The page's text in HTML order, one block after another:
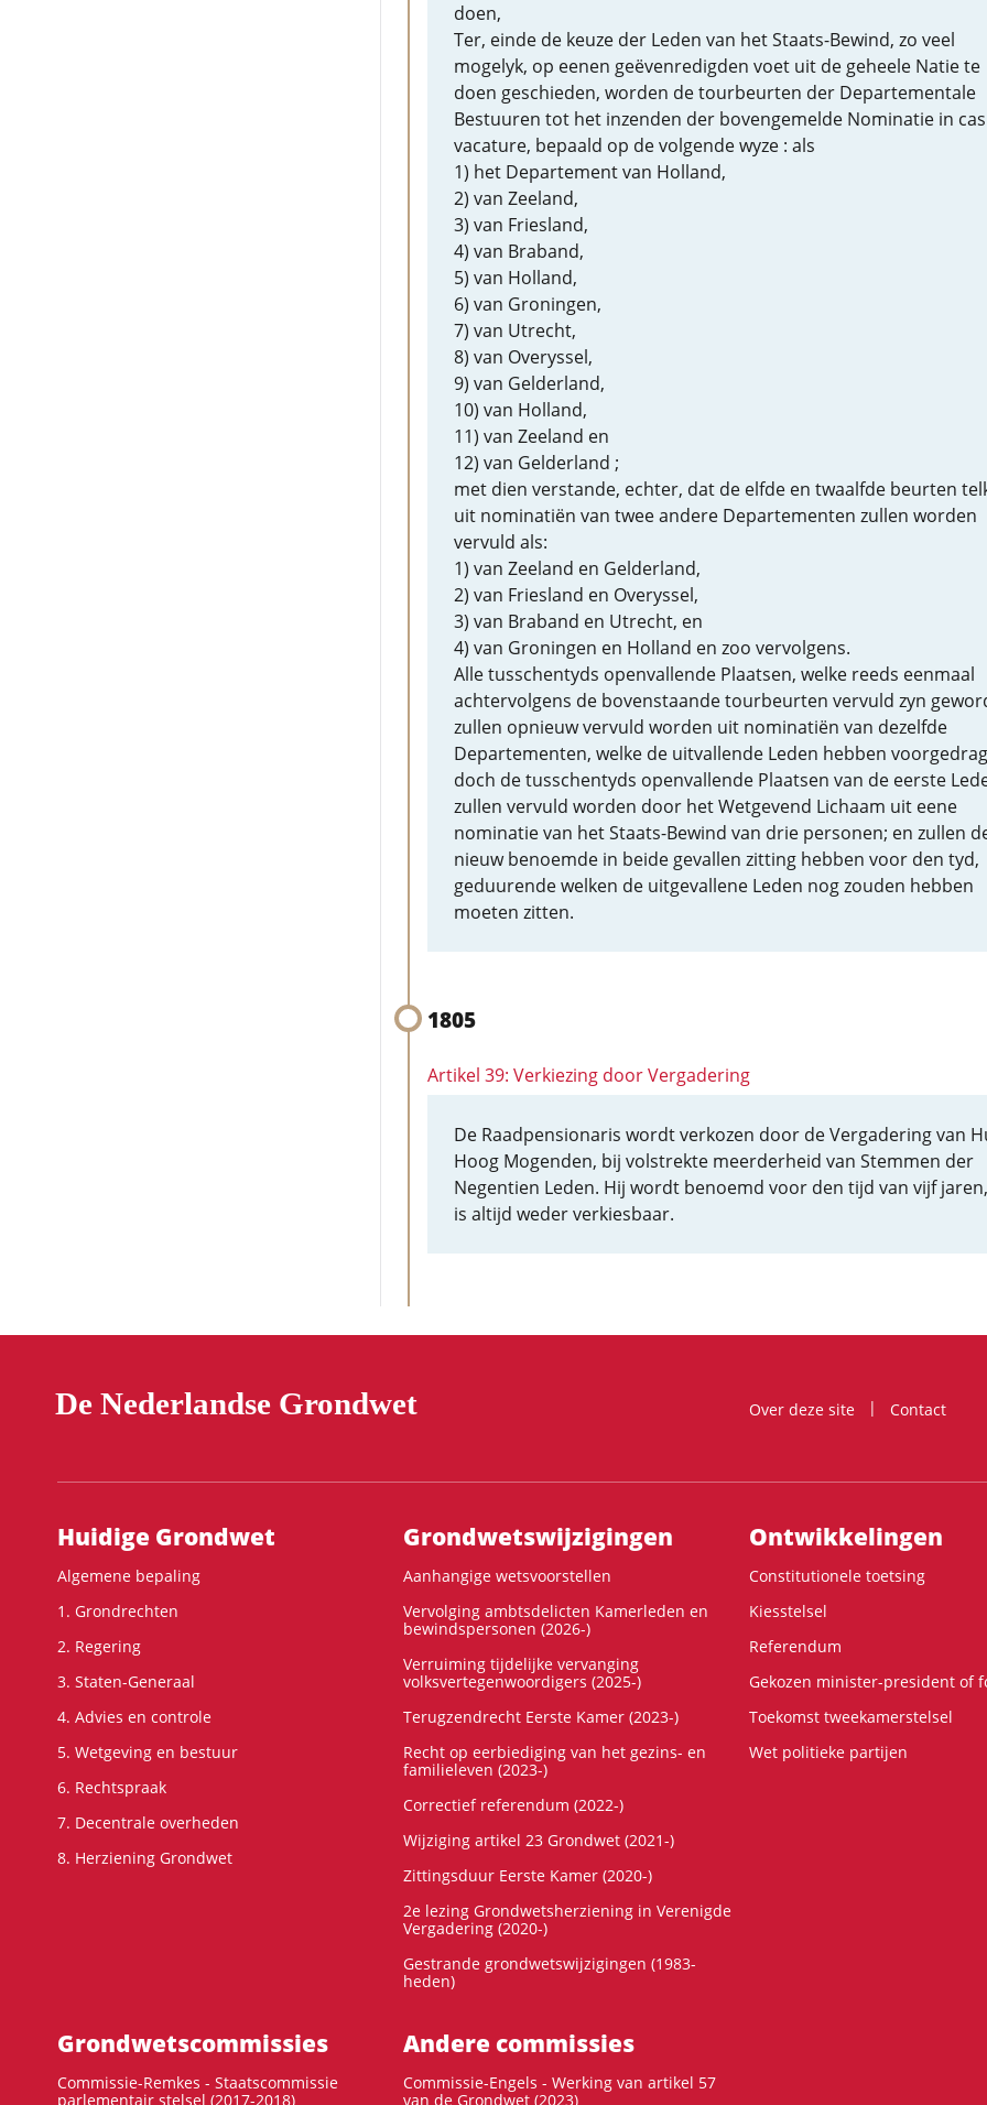
doen,
Ter, einde de keuze der Leden van het Staats-Bewind, zo veel
mogelyk, op eenen geëvenredigden voet uit de geheele Natie te
doen geschieden, worden de tourbeurten der Departementale
Bestuuren tot het inzenden der bovengemelde Nominatie in
vacature, bepaald op de volgende wyze : als
1) het Departement van Holland,
2) van Zeeland,
3) van Friesland,
4) van Braband,
5) van Holland,
6) van Groningen,
7) van Utrecht,
8) van Overyssel,
9) van Gelderland,
10) van Holland,
11) van Zeeland en
12) van Gelderland ;
met dien verstande, echter, dat de elfde en twaalfde beurten
uit nominatiën van twee andere Departementen zullen worden
vervuld als:
1) van Zeeland en Gelderland,
2) van Friesland en Overyssel,
3) van Braband en Utrecht, en
4) van Groningen en Holland en zoo vervolgens.
Alle tusschentyds openvallende Plaatsen, welke reeds eenmaal
achtervolgens de bovenstaande tourbeurten vervuld zyn
zullen opnieuw vervuld worden uit nominatiën van dezelfde
Departementen, welke de uitvallende Leden hebben
doch de tusschentyds openvallende Plaatsen van de eerste
zullen vervuld worden door het Wetgevend Lichaam uit eene
nominatie van het Staats-Bewind van drie personen; en zullen
nieuw benoemde in beide gevallen zitting hebben voor den tyd,
geduurende welken de uitgevallene Leden nog zouden hebben
moeten zitten.
1805
Artikel 39: Verkiezing door Vergadering
De Raadpensionaris wordt verkozen door de Vergadering van
Hoog Mogenden, bij volstrekte meerderheid van Stemmen der
Negentien Leden. Hij wordt benoemd voor den tijd van vijf
is altijd weder verkiesbaar.
De Nederlandse Grondwet Over deze site
Contact
Hoofdnavigatie
Huidige Grondwet
Algemene bepaling
1. Grondrechten
2. Regering
3. Staten-Generaal
4. Advies en controle
5. Wetgeving en bestuur
6. Rechtspraak
7. Decentrale overheden
8. Herziening Grondwet
Grondwets­wijzigingen
Aanhangige wetsvoorstellen
Vervolging ambtsdelicten Kamerleden en
bewindspersonen (2026-)
Verruiming tijdelijke vervanging
volksvertegenwoordigers (2025-)
Terugzendrecht Eerste Kamer (2023-)
Recht op eerbiediging van het gezins- en
familieleven (2023-)
Correctief referendum (2022-)
Wijziging artikel 23 Grondwet (2021-)
Zittingsduur Eerste Kamer (2020-)
2e lezing Grondwetsherziening in Verenigde
Vergadering (2020-)
Gestrande grondwetswijzigingen (1983-
heden)
Ontwikke­lingen
Constitutionele toetsing
Kiesstelsel
Referendum
Gekozen minister-president of
Toekomst tweekamerstelsel
Wet politieke partijen
Grondwets­commissies
Commissie-Remkes - Staatscommissie
parlementair stelsel (2017-2018)
Andere commissies
Commissie-Engels - Werking van artikel 57
van de Grondwet (2023)